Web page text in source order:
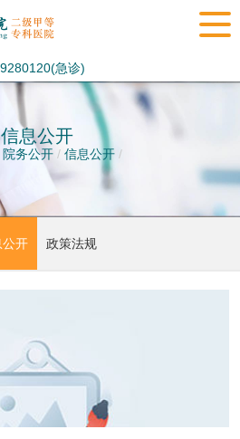
急诊)
信息公开
院务公开 / 信息公开 /
公开 政策法规